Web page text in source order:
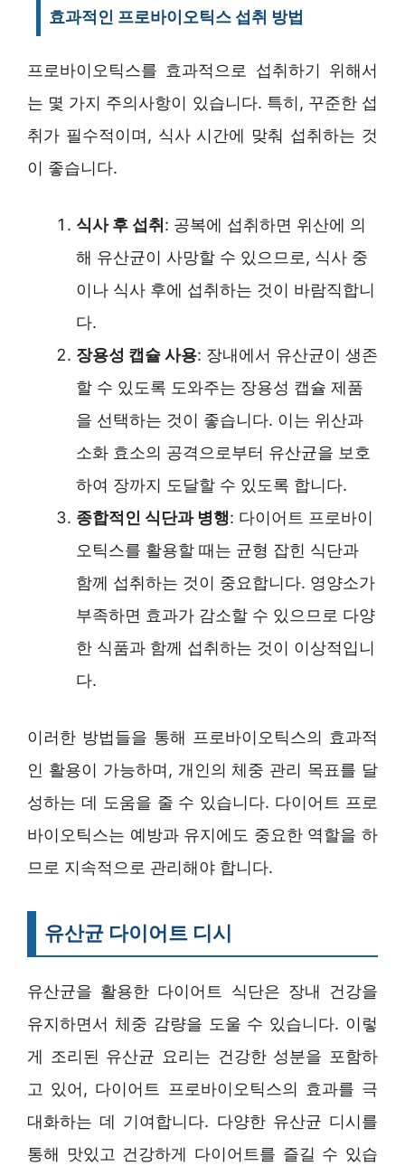
효과적인 프로바이오틱스 섭취 방법
프로바이오틱스를 효과적으로 섭취하기 위해서
는 몇 가지 주의사항이 있습니다. 특히, 꾸준한 섭
취가 필수적이며, 식사 시간에 맞춰 섭취하는 것
이 좋습니다.
식사 후 섭취: 공복에 섭취하면 위산에 의
해 유산균이 사망할 수 있으므로, 식사 중
이나 식사 후에 섭취하는 것이 바람직합니
다.
장용성 캡슐 사용: 장내에서 유산균이 생존
할 수 있도록 도와주는 장용성 캡슐 제품
을 선택하는 것이 좋습니다. 이는 위산과
소화 효소의 공격으로부터 유산균을 보호
하여 장까지 도달할 수 있도록 합니다.
종합적인 식단과 병행: 다이어트 프로바이
오틱스를 활용할 때는 균형 잡힌 식단과
함께 섭취하는 것이 중요합니다. 영양소가
부족하면 효과가 감소할 수 있으므로 다양
한 식품과 함께 섭취하는 것이 이상적입니
다.
이러한 방법들을 통해 프로바이오틱스의 효과적
인 활용이 가능하며, 개인의 체중 관리 목표를 달
성하는 데 도움을 줄 수 있습니다. 다이어트 프로
바이오틱스는 예방과 유지에도 중요한 역할을 하
므로 지속적으로 관리해야 합니다.
유산균 다이어트 디시
유산균을 활용한 다이어트 식단은 장내 건강을
유지하면서 체중 감량을 도울 수 있습니다. 이렇
게 조리된 유산균 요리는 건강한 성분을 포함하
고 있어, 다이어트 프로바이오틱스의 효과를 극
대화하는 데 기여합니다. 다양한 유산균 디시를
통해 맛있고 건강하게 다이어트를 즐길 수 있습